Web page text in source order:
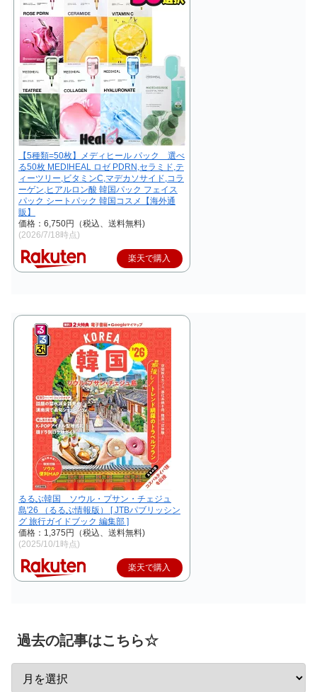
【5種類=50枚】メディヒール パック 選べ
る50枚 MEDIHEAL ロゼ PDRN,セラミド,テ
ィーツリー,ビタミンC,マデカソサイド,コラ
ーゲン,ヒアルロン酸 韓国パック フェイス
パック シートパック 韓国コスメ【海外通
販】
価格：6,750円（税込、送料無料)
(2026/7/18時点)
楽天で購入
るるぶ韓国 ソウル・プサン・チェジュ
島'26 （るるぶ情報版） [ JTBパブリッシン
グ 旅行ガイドブック 編集部 ]
価格：1,375円（税込、送料無料)
(2025/10/1時点)
楽天で購入
過去の記事はこちら☆